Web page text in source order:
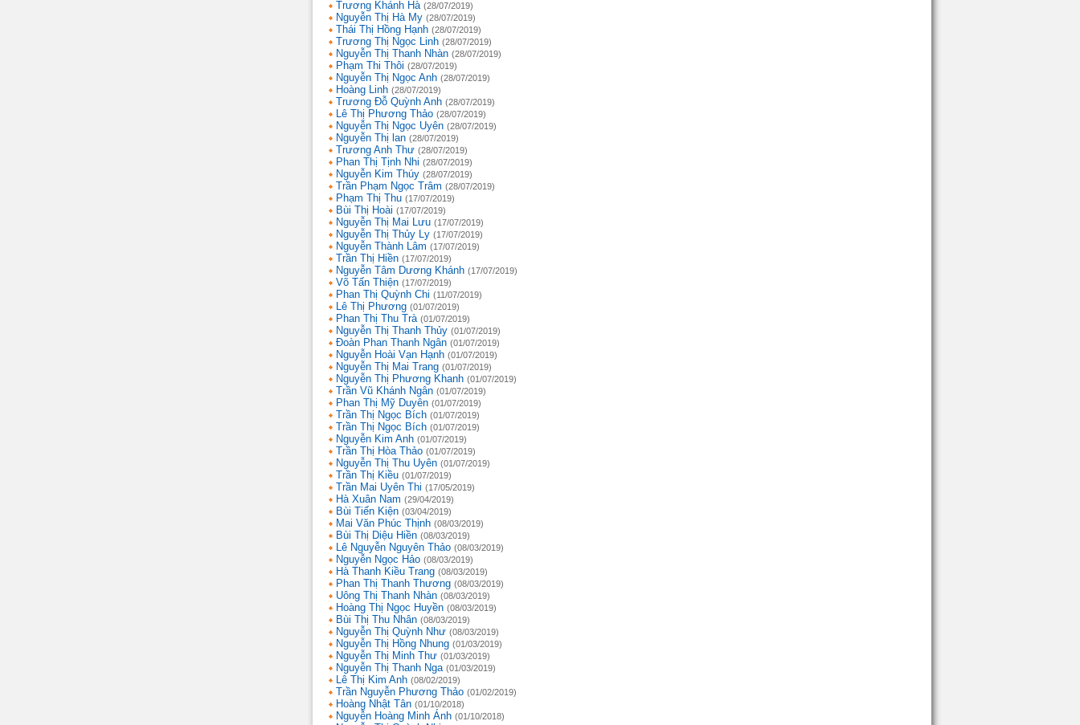
Trương Khánh Hà (28/07/2019)
Nguyễn Thị Hà My (28/07/2019)
Thái Thị Hồng Hạnh (28/07/2019)
Trương Thị Ngọc Linh (28/07/2019)
Nguyễn Thị Thanh Nhàn (28/07/2019)
Phạm Thi Thôi (28/07/2019)
Nguyễn Thị Ngọc Anh (28/07/2019)
Hoàng Linh (28/07/2019)
Trương Đỗ Quỳnh Anh (28/07/2019)
Lê Thị Phương Thảo (28/07/2019)
Nguyễn Thị Ngọc Uyên (28/07/2019)
Nguyễn Thị lan (28/07/2019)
Trương Anh Thư (28/07/2019)
Phan Thị Tịnh Nhi (28/07/2019)
Nguyễn Kim Thúy (28/07/2019)
Trần Phạm Ngọc Trâm (28/07/2019)
Phạm Thị Thu (17/07/2019)
Bùi Thị Hoài (17/07/2019)
Nguyễn Thị Mai Lưu (17/07/2019)
Nguyễn Thị Thủy Ly (17/07/2019)
Nguyễn Thành Lâm (17/07/2019)
Trần Thị Hiền (17/07/2019)
Nguyễn Tâm Dương Khánh (17/07/2019)
Võ Tấn Thiện (17/07/2019)
Phan Thị Quỳnh Chi (11/07/2019)
Lê Thị Phương (01/07/2019)
Phan Thị Thu Trà (01/07/2019)
Nguyễn Thị Thanh Thủy (01/07/2019)
Đoàn Phan Thanh Ngân (01/07/2019)
Nguyễn Hoài Vạn Hạnh (01/07/2019)
Nguyễn Thị Mai Trang (01/07/2019)
Nguyễn Thị Phương Khanh (01/07/2019)
Trần Vũ Khánh Ngân (01/07/2019)
Phan Thị Mỹ Duyên (01/07/2019)
Trần Thị Ngọc Bích (01/07/2019)
Trần Thị Ngọc Bích (01/07/2019)
Nguyễn Kim Anh (01/07/2019)
Trần Thị Hòa Thảo (01/07/2019)
Nguyễn Thị Thu Uyên (01/07/2019)
Trần Thị Kiều (01/07/2019)
Trần Mai Uyên Thi (17/05/2019)
Hà Xuân Nam (29/04/2019)
Bùi Tiến Kiện (03/04/2019)
Mai Văn Phúc Thịnh (08/03/2019)
Bùi Thị Diệu Hiền (08/03/2019)
Lê Nguyễn Nguyên Thảo (08/03/2019)
Nguyễn Ngọc Hảo (08/03/2019)
Hà Thanh Kiều Trang (08/03/2019)
Phan Thị Thanh Thương (08/03/2019)
Uông Thị Thanh Nhàn (08/03/2019)
Hoàng Thị Ngọc Huyền (08/03/2019)
Bùi Thị Thu Nhân (08/03/2019)
Nguyễn Thị Quỳnh Như (08/03/2019)
Nguyễn Thị Hồng Nhung (01/03/2019)
Nguyễn Thị Minh Thư (01/03/2019)
Nguyễn Thị Thanh Nga (01/03/2019)
Lê Thị Kim Anh (08/02/2019)
Trần Nguyễn Phương Thảo (01/02/2019)
Hoàng Nhật Tân (01/10/2018)
Nguyễn Hoàng Minh Ánh (01/10/2018)